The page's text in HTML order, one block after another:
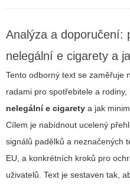
Analýza a doporučení:
nelegální e cigarety a
Tento odborný text se zaměřuje
radami pro spotřebitele a
nelegální e cigarety a jak
Cílem je nabídnout ucelený
signálů padělků a neznačených
EU, a konkrétních kroků pro
uživatelů. Text je sestaven tak,